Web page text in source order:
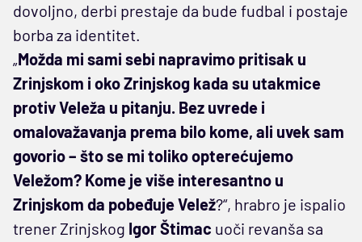
dovoljno, derbi prestaje da bude fudbal i postaje
borba za identitet.
„Možda mi sami sebi napravimo pritisak u
Zrinjskom i oko Zrinjskog kada su utakmice
protiv Veleža u pitanju. Bez uvrede i
omalovažavanja prema bilo kome, ali uvek sam
govorio – što se mi toliko opterećujemo
Veležom? Kome je više interesantno u
Zrinjskom da pobeđuje Velež?“, hrabro je ispalio
trener Zrinjskog Igor Štimac uoči revanša sa